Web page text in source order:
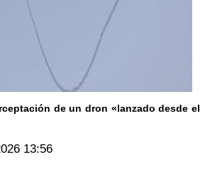
de un dron «lanzado desde el
13:56